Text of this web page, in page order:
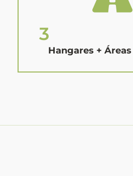
3
Hangares +